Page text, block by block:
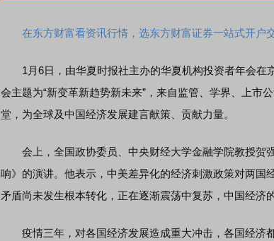
在东方财富看资讯行情，选东方财富证券一站式开户
1月6日，由华夏时报社主办的华夏机构投资者年会在
会主题为“新变革新趋势新未来”，来自监管、学界、上市
堂，为全球及中国经济发展建言献策、贡献力量。
会上，全国政协委员、中央财经大学金融学院教授贺
响》的演讲。他表示，中美差异化的经济刺激政策对两国
矛盾尚未发生根本转化，正在逐渐震荡中复苏，中国经济
疫情三年，对各国经济发展造成重大冲击，各国经济